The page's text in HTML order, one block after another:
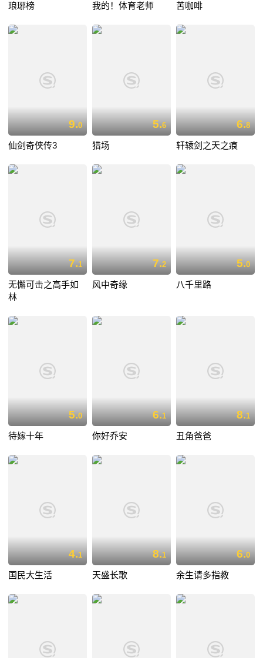
琅琊榜 我的！体育老师 苦咖啡
9.0
仙剑奇侠传3
5.6
猎场
6.8
轩辕剑之天之痕
7.1
无懈可击之高手如
林
7.2
风中奇缘
5.0
八千里路
5.0
待嫁十年
6.1
你好乔安
8.1
丑角爸爸
4.1
国民大生活
8.1
天盛长歌
6.0
余生请多指教